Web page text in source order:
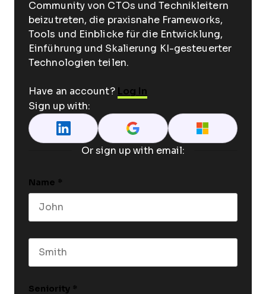
Community von CTOs und Technikleitern
beizutreten, die praxisnahe Frameworks,
Tools und Einblicke für die Entwicklung,
Einführung und Skalierung KI-gesteuerter
Technologien teilen.
Have an account? Log In
Sign up with:
Or sign up with email:
Name *
Seniority *